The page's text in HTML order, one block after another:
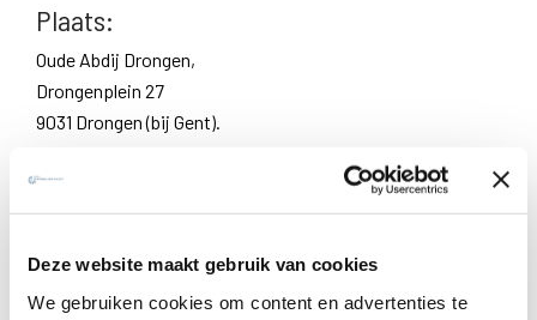
Deze website maakt gebruik van cookies
We gebruiken cookies om content en advertenties te
Plaats:
Oude Abdij Drongen,
Drongenplein 27
9031 Drongen (bij Gent).
Kosten
Plustarief: € 269*met dit tarief maak je het
weekend mee betaalbaar voor iedereen